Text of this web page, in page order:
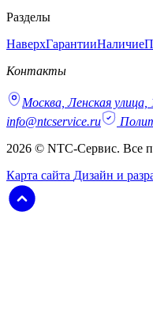
Разделы
НаверхГарантииНаличие
Контакты
Москва, Ленская улица,
info@ntcservice.ru
2026 © NTC-Сервис. Все
Карта сайта Дизайн и